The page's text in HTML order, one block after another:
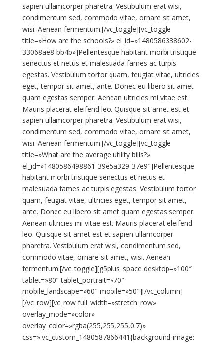
sapien ullamcorper pharetra. Vestibulum erat wisi,
condimentum sed, commodo vitae, ornare sit amet,
wisi. Aenean fermentum.[/vc_toggle][vc_toggle
title=»How are the schools?» el_id=»1480586338602-
33068ae8-bb4b»]Pellentesque habitant morbi tristique
senectus et netus et malesuada fames ac turpis
egestas. Vestibulum tortor quam, feugiat vitae, ultricies
eget, tempor sit amet, ante. Donec eu libero sit amet
quam egestas semper. Aenean ultricies mi vitae est.
Mauris placerat eleifend leo. Quisque sit amet est et
sapien ullamcorper pharetra. Vestibulum erat wisi,
condimentum sed, commodo vitae, ornare sit amet,
wisi. Aenean fermentum.[/vc_toggle][vc_toggle
title=»What are the average utility bills?»
el_id=»1480586498861-39e5a329-37e9″]Pellentesque
habitant morbi tristique senectus et netus et
malesuada fames ac turpis egestas. Vestibulum tortor
quam, feugiat vitae, ultricies eget, tempor sit amet,
ante. Donec eu libero sit amet quam egestas semper.
Aenean ultricies mi vitae est. Mauris placerat eleifend
leo. Quisque sit amet est et sapien ullamcorper
pharetra. Vestibulum erat wisi, condimentum sed,
commodo vitae, ornare sit amet, wisi. Aenean
fermentum.[/vc_toggle][g5plus_space desktop=»100″
tablet=»80″ tablet_portrait=»70″
mobile_landscape=»60″ mobile=»50″][/vc_column]
[/vc_row][vc_row full_width=»stretch_row»
overlay_mode=»color»
overlay_color=»rgba(255,255,255,0.7)»
css=».vc_custom_1480587866441{background-image: